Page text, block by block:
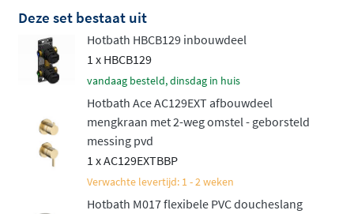
de hoogte wil aanpassen.
Net als de rest van de Hotbath Ace seriestaat deze set
voor hoge kwaliteit en een verfijnd, slank design.
Bovendien is het een aantrekkelijk geprijsd alternatief
voor de luxueuze Cobber serie. Deze set biedt niet alleen
gebruiksgemak, maar ook een luxe uitstraling die
perfect in elke moderne badkamer past. Een complete
doucheset die jouw dagelijkse routine een stukje
Deze set bestaat uit
Hotbath HBCB129 inbouwdeel
1 x HBCB129
vandaag besteld, dinsdag in huis
Hotbath Ace AC129EXT afbouwdeel
mengkraan met 2-weg omstel - geborsteld
messing pvd
1 x AC129EXTBBP
Verwachte levertijd: 1 - 2 weken
Hotbath M017 flexibele PVC doucheslang